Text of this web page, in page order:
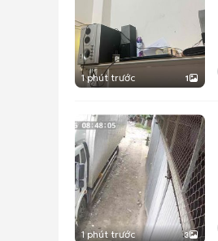
1 phút trước 1
1 phút trước 3